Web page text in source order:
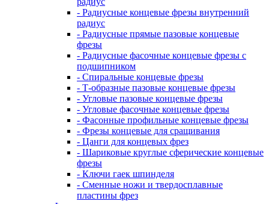
- Радиусные концевые фрезы внутренний
радиус
- Радиусные прямые пазовые концевые
фрезы
- Радиусные фасочные концевые фрезы с
подшипником
- Спиральные концевые фрезы
- Т-образные пазовые концевые фрезы
- Угловые пазовые концевые фрезы
- Угловые фасочные концевые фрезы
- Фасонные профильные концевые фрезы
- Фрезы концевые для сращивания
- Цанги для концевых фрез
- Шариковые круглые сферические концевые
фрезы
- Ключи гаек шпинделя
- Сменные ножи и твердосплавные
пластины фрез